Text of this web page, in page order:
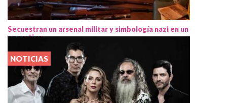
Secuestran un arsenal militar y simbología nazi en un
operativo
NOTICIAS